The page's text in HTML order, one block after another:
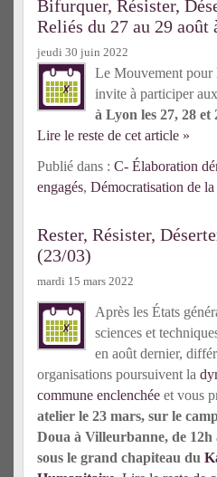
Bifurquer, Résister,
Reliés du 27 au 29 août
jeudi 30 juin 2022
Le Mouvement pour
invite à participer
à Lyon les 27, 28 et
Lire le reste de cet article »
Publié dans : C- Élaboration
engagés, Démocratisation de la
Rester, Résister,
(23/03)
mardi 15 mars 2022
Après les États
sciences et
en août dernier,
organisations poursuivent la
commune enclenchée et vous
atelier le 23 mars, sur le
Doua à Villeurbanne, de 12h
sous le grand chapiteau du